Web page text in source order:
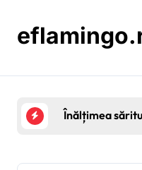
content
Bile de tenis